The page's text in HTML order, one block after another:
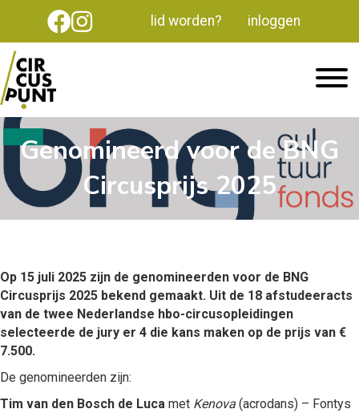
lid worden? inloggen
Genomineerd voor de BNG
Circusprijs 2025
Op 15 juli 2025 zijn de genomineerden voor de BNG
Circusprijs 2025 bekend gemaakt. Uit de 18 afstudeeracts
van de twee Nederlandse hbo-circusopleidingen
selecteerde de jury er 4 die kans maken op de prijs van €
7.500.
De genomineerden zijn:
Tim van den Bosch de Luca met Kenova (acrodans) – Fontys